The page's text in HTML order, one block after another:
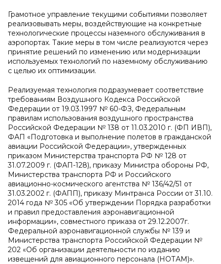
Грамотное управление текущими событиями позволяет
реализовывать меры, воздействующие на конкретные
технологические процессы наземного обслуживания в
аэропортах. Такие меры в том числе реализуются через
принятие решений по изменению или модернизации
используемых технологий по наземному обслуживанию
с целью их оптимизации.
Реализуемая технология подразумевает соответствие
требованиям Воздушного Кодекса Российской
Федерации от 19.03.1997 № 60-ФЗ, Федеральным
правилам использования воздушного пространства
Российской Федерации № 138 от 11.03.2010 г. (ФП ИВП),
ФАП «Подготовка и выполнение полетов в гражданской
авиации Российской Федерации», утвержденных
приказом Министерства транспорта РФ № 128 от
31.07.2009 г. (ФАП-128), приказу Министра обороны РФ,
Министерства транспорта РФ и Российского
авиационно-космического агентства № 136/42/51 от
31.03.2002 г. (ФАПП), приказу Минтранса России от 31.10.
2014 года № 305 «Об утверждении Порядка разработки
и правил предоставления аэронавигационной
информации», совместного приказа от 29.12.2007г.
Федеральной аэронавигационной службы № 139 и
Министерства транспорта Российской Федерации №
202 «Об организации деятельности по изданию
извещений для авиационного персонала (НОТАМ)».